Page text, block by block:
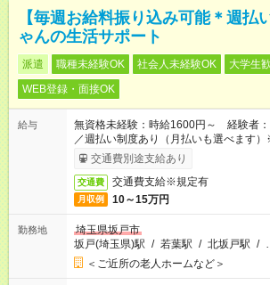
【毎週お給料振り込み可能＊週払
ゃんの生活サポート
派遣 職種未経験OK 社会人未経験OK 大学生
WEB登録・面接OK
給与
無資格未経験：時給1600円～ 経験者
／週払い制度あり（月払いも選べます
了次第のお支払いとなります。
交通費別途支給あり
交通費 交通費支給※規定有
月収例 10～15万円
勤務地
埼玉県坂戸市
坂戸(埼玉県)駅 / 若葉駅 / 北坂戸駅 /
＜ご近所の老人ホームなど＞